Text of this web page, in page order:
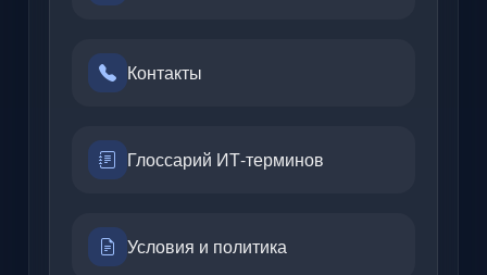
Контакты
Глоссарий ИТ-терминов
Условия и политика